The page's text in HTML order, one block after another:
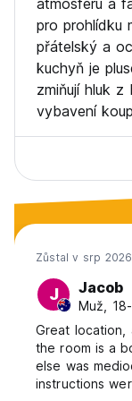
atmosféru a
pro prohlídku
přátelský a
kuchyň je
zmiňují hluk
vybavení
Zůstal v srp 2026
J Jacob
Muž,
Great location,
the room is a
else was mediocre. The
instructions